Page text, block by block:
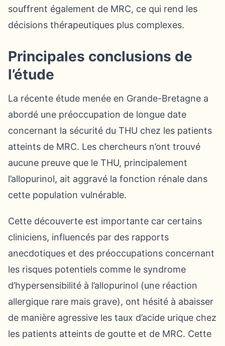
souffrent également de MRC, ce qui rend les
décisions thérapeutiques plus complexes.
Principales conclusions de
l’étude
La récente étude menée en Grande-Bretagne a
abordé une préoccupation de longue date
concernant la sécurité du THU chez les patients
atteints de MRC. Les chercheurs n’ont trouvé
aucune preuve que le THU, principalement
l’allopurinol, ait aggravé la fonction rénale dans
cette population vulnérable.
Cette découverte est importante car certains
cliniciens, influencés par des rapports
anecdotiques et des préoccupations concernant
les risques potentiels comme le syndrome
d’hypersensibilité à l’allopurinol (une réaction
allergique rare mais grave), ont hésité à abaisser
de manière agressive les taux d’acide urique chez
les patients atteints de goutte et de MRC. Cette